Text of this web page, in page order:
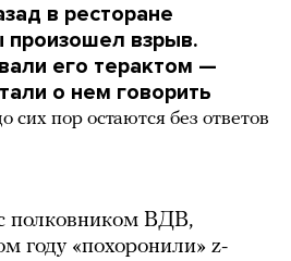
в ресторане
взрыв.
его терактом —
о нем говорить
сих пор остаются без ответов
полковником ВДВ,
году «похоронили» z-